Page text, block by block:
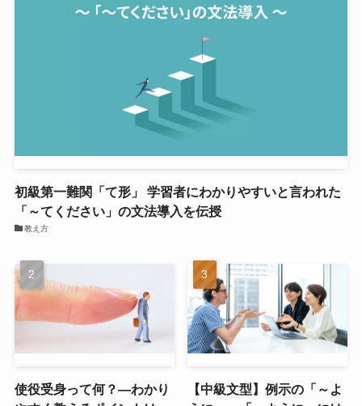
初級第一難関「て形」 学習者にわかりやすいと言われた
「～てください」の文法導入を伝授
教え方
使役受身って何？―わかり
【中級文型】例示の「～よ